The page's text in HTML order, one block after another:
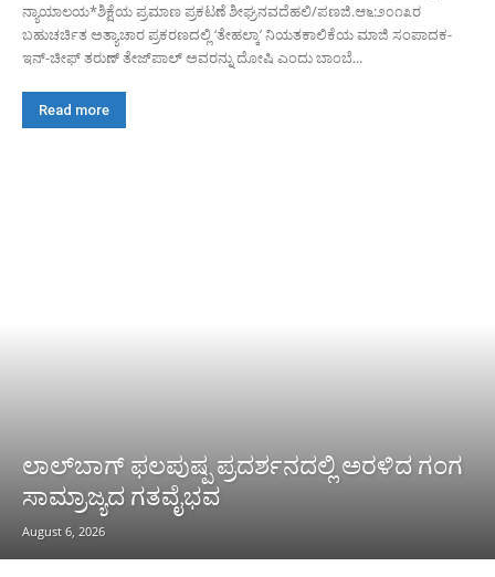
ನ್ಯಾಯಾಲಯ*ಶಿಕ್ಷೆಯ ಪ್ರಮಾಣ ಪ್ರಕಟಣೆ ಶೀಘ್ರನವದೆಹಲಿ/ಪಣಜಿ.ಆ೬:೨೦೧೩ರ
ಬಹುಚರ್ಚಿತ ಅತ್ಯಾಚಾರ ಪ್ರಕರಣದಲ್ಲಿ ‘ತೇಹಲ್ಕಾ’ ನಿಯತಕಾಲಿಕೆಯ ಮಾಜಿ ಸಂಪಾದಕ-
ಇನ್-ಚೀಫ್ ತರುಣ್ ತೇಜ್‌ಪಾಲ್ ಅವರನ್ನು ದೋಷಿ ಎಂದು ಬಾಂಬೆ...
Read more
ಲಾಲ್‌ಬಾಗ್ ಫಲಪುಷ್ಪ ಪ್ರದರ್ಶನದಲ್ಲಿ ಅರಳಿದ ಗಂಗ
ಸಾಮ್ರಾಜ್ಯದ ಗತವೈಭವ
August 6, 2026